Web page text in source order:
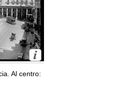
Al centro: